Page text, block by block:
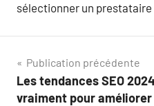
sélectionner un
Navigation
de
Publication précédente
Les tendances SEO
vraiment pour